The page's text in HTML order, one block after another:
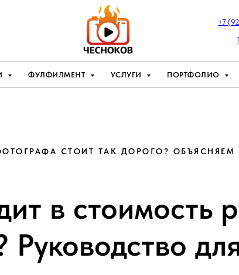
+7
ФУЛФИЛМЕНТ УСЛУГИ ПОРТФОЛИО
СТОИТ ТАК ДОРОГО? ОБЪЯСНЯЕМ
в стоимость